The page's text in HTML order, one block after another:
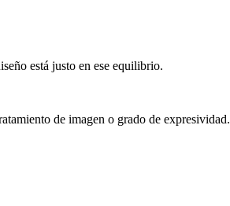
está justo en ese equilibrio.
de imagen o grado de expresividad.